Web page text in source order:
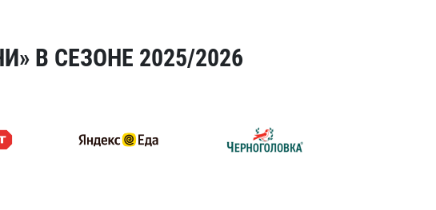
В СЕЗОНЕ 2025/2026